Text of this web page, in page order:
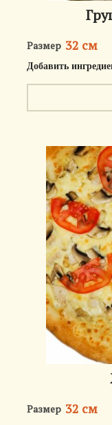
Размер 32 см
Добавить
Размер 32 см